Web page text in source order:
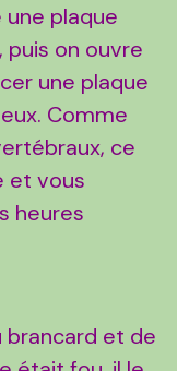
plaque
puis on ouvre
une plaque
Comme
ce
et vous
heures
brancard et de